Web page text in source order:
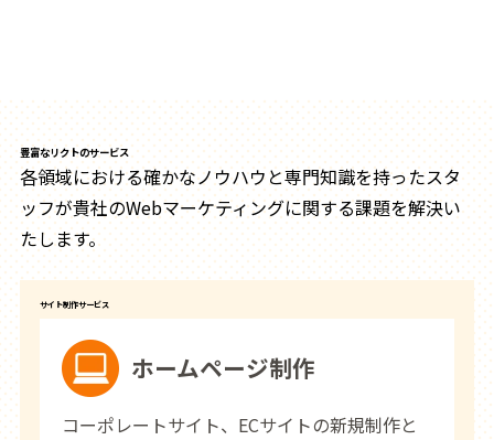
豊富なリクトのサービス
各領域における確かなノウハウと専門知識を持ったスタ
ッフが貴社のWebマーケティングに関する課題を解決い
たします。
サイト制作サービス
ホームページ制作
コーポレートサイト、ECサイトの新規制作と